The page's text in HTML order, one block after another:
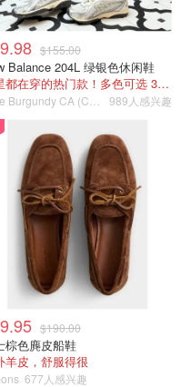
套属于自己的
买它
$155.00
Balance 204L 绿银色休闲鞋
明星都在穿的热门款！多色可选 3.8折
989人感兴趣
$190.00
棕色麂皮船鞋
羊皮，舒服得很
677人感兴趣